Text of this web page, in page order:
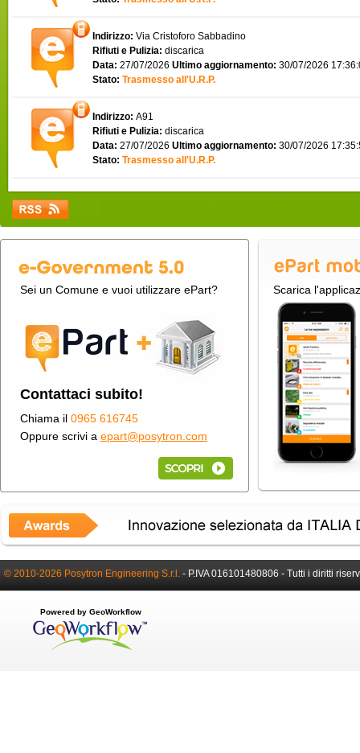
Indirizzo: Via Cristoforo Sabbadino
Rifiuti e Pulizia: discarica
Data: 27/07/2026 Ultimo aggiornamento: 30/07/2026
Stato: Trasmesso all'U.R.P.
Indirizzo: A91
Rifiuti e Pulizia: discarica
Data: 27/07/2026 Ultimo aggiornamento: 30/07/2026
Stato: Trasmesso all'U.R.P.
Sei un Comune e vuoi utilizzare ePart?
Contattaci subito!
Chiama il 0965 616745
Oppure scrivi a epart@posytron.com
Scarica
© 2010-2026 Posytron Engineering S.r.l. - P.IVA 016101480806 - Tutti i diritti
Powered by GeoWorkflow